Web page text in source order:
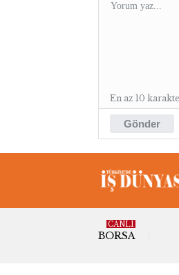
Gönder
En az 10
BORSA
CANLI